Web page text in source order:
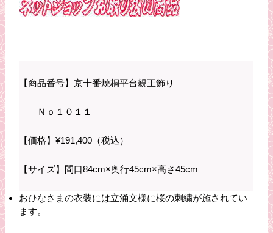
【商品番号】京十番焼桐平台親王飾り
Ｎｏ１０１１
【価格】¥191,400（税込）
【サイズ】間口84cm×奥行45cm×高さ45cm
おひなさまの衣装には立涌文様に桜の刺繍が施されてい
ます。